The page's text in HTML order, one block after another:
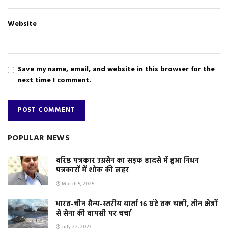
Website
Save my name, email, and website in this browser for the
next time I comment.
POPULAR NEWS
वरिष्ठ पत्रकार उग्रसेन का सड़क हादसे में हुआ निधन
पत्रकारों में शोक की लहर
March 5, 2025
भारत-चीन सैन्य-स्तरीय वार्ता 16 घंटे तक चली, तीन क्षेत्रों
से सेना की वापसी पर चर्चा
July 22, 2023